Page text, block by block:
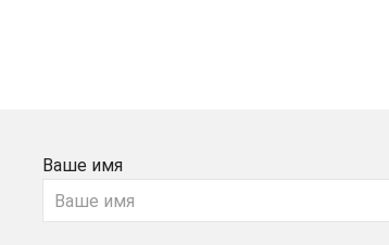
Ваше имя